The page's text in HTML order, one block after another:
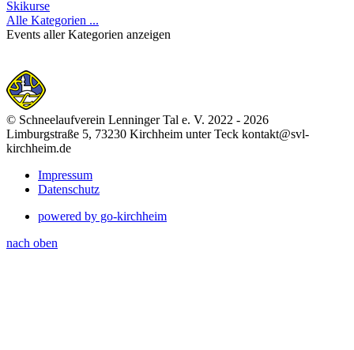
Skikurse
Alle Kategorien ...
Events aller Kategorien anzeigen
© Schneelaufverein Lenninger Tal e. V. 2022 - 2026
Limburgstraße 5, 73230 Kirchheim unter Teck kontakt@svl-
kirchheim.de
Impressum
Datenschutz
powered by go-kirchheim
nach oben